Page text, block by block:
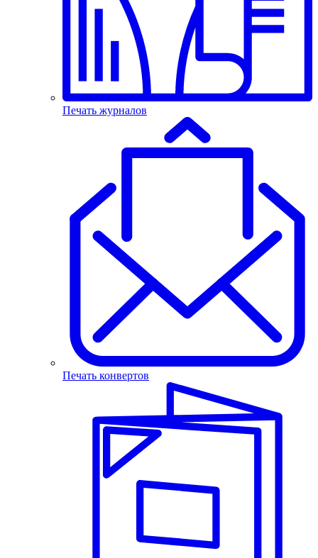
Печать журналов
Печать конвертов